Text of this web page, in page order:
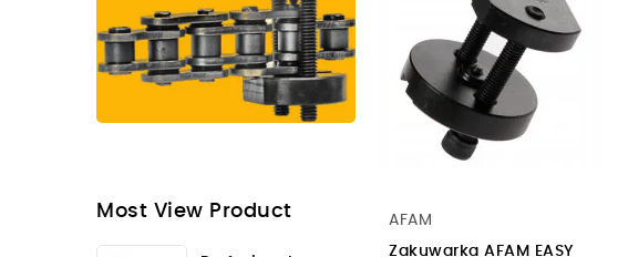
Most View Product
AFAM
Zakuwarka AFAM EASY